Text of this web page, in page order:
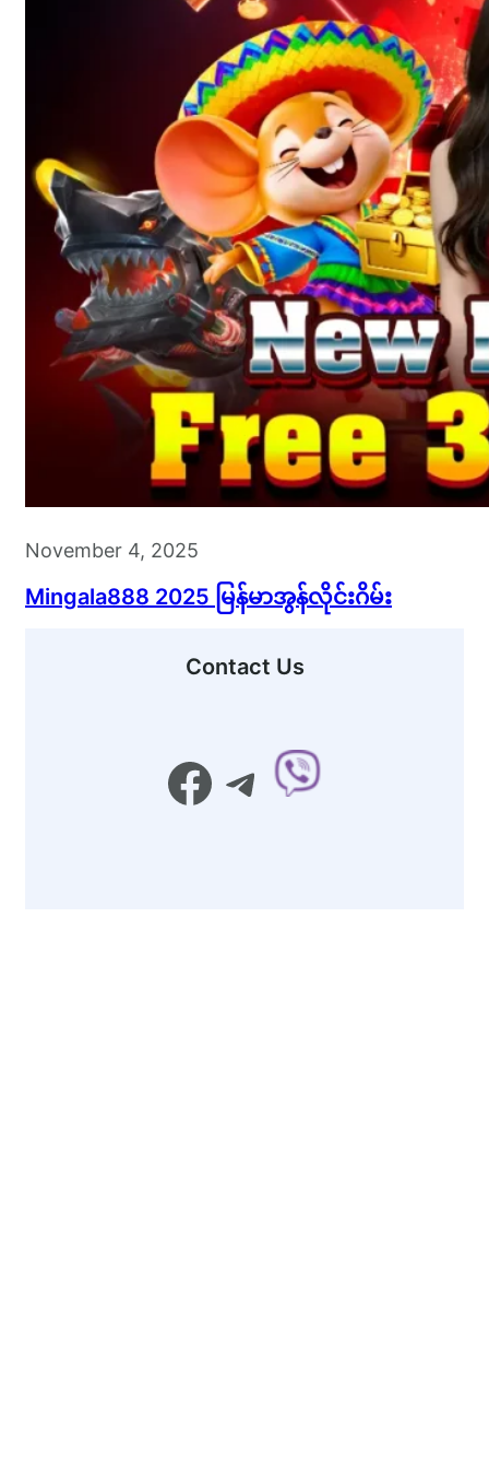
November 4, 2025
Mingala888 2025 မြန်မာအွန်လိုင်းဂိမ်း
Contact Us
Facebook Telegram